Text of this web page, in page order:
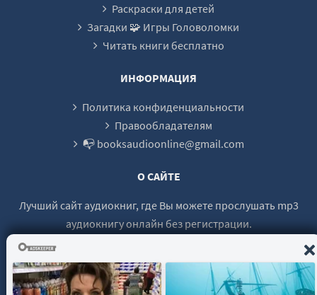
Раскраски для детей
Загадки 🧩 Игры Головоломки
Читать книги бесплатно
ИНФОРМАЦИЯ
Политика конфиденциальности
Правообладателям
📭 booksaudioonline@gmail.com
О САЙТЕ
Лучший сайт аудиокниг, где Вы можете прослушать mp3
аудиокнигу онлайн без регистрации.